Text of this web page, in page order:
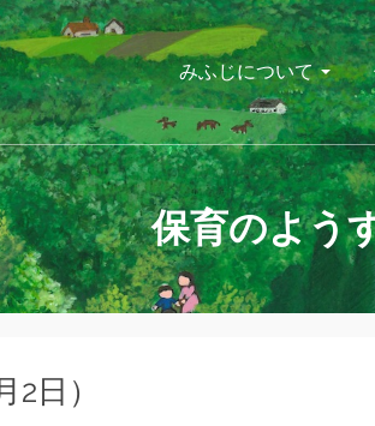
みふじについて
保育のよう
日）